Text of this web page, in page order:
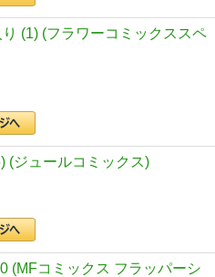
(1) (フラワーコミックススペ
(ジュールコミックス)
(MFコミックス フラッパーシ